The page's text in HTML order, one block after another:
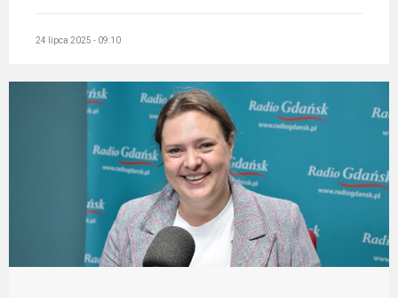
24 lipca 2025 - 09:10